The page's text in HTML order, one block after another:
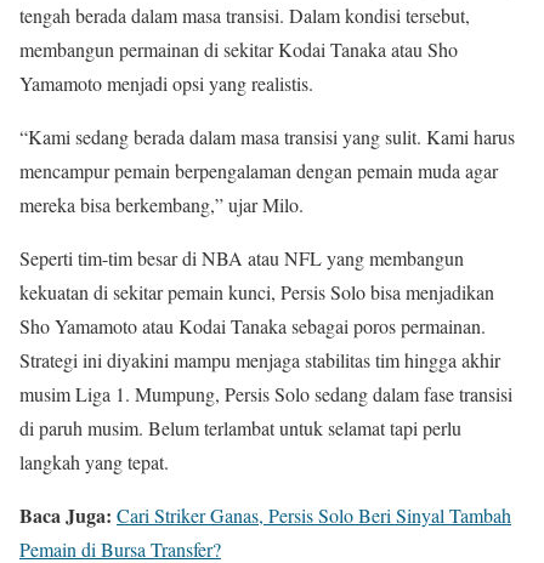
tengah berada dalam masa transisi. Dalam kondisi tersebut,
membangun permainan di sekitar Kodai Tanaka atau Sho
Yamamoto menjadi opsi yang realistis.
“Kami sedang berada dalam masa transisi yang sulit. Kami harus
mencampur pemain berpengalaman dengan pemain muda agar
mereka bisa berkembang,” ujar Milo.
Seperti tim-tim besar di NBA atau NFL yang membangun
kekuatan di sekitar pemain kunci, Persis Solo bisa menjadikan
Sho Yamamoto atau Kodai Tanaka sebagai poros permainan.
Strategi ini diyakini mampu menjaga stabilitas tim hingga akhir
musim Liga 1. Mumpung, Persis Solo sedang dalam fase transisi
di paruh musim. Belum terlambat untuk selamat tapi perlu
langkah yang tepat.
Baca Juga: Cari Striker Ganas, Persis Solo Beri Sinyal Tambah
Pemain di Bursa Transfer?